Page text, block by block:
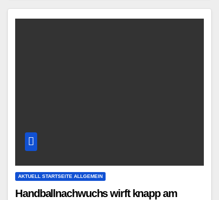
AKTUELL STARTSEITE ALLGEMEIN
Handballnachwuchs wirft knapp am